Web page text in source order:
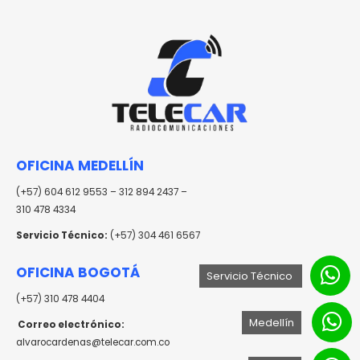
Servicio Técnico
Medellín
OFICINA MEDELLÍN
(+57) 604 612 9553 – 312 894 2437 –
310 478 4334
Servicio Técnico: (+57) 304 461 6567
OFICINA BOGOTÁ
(+57) 310 478 4404
Correo electrónico:
alvarocardenas@telecar.com.co